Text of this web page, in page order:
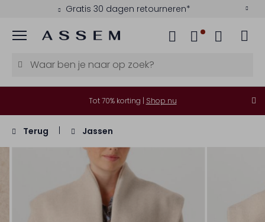
Gratis 30 dagen retourneren*
Menu
Tot 70% korting | Shop nu
Terug Jassen